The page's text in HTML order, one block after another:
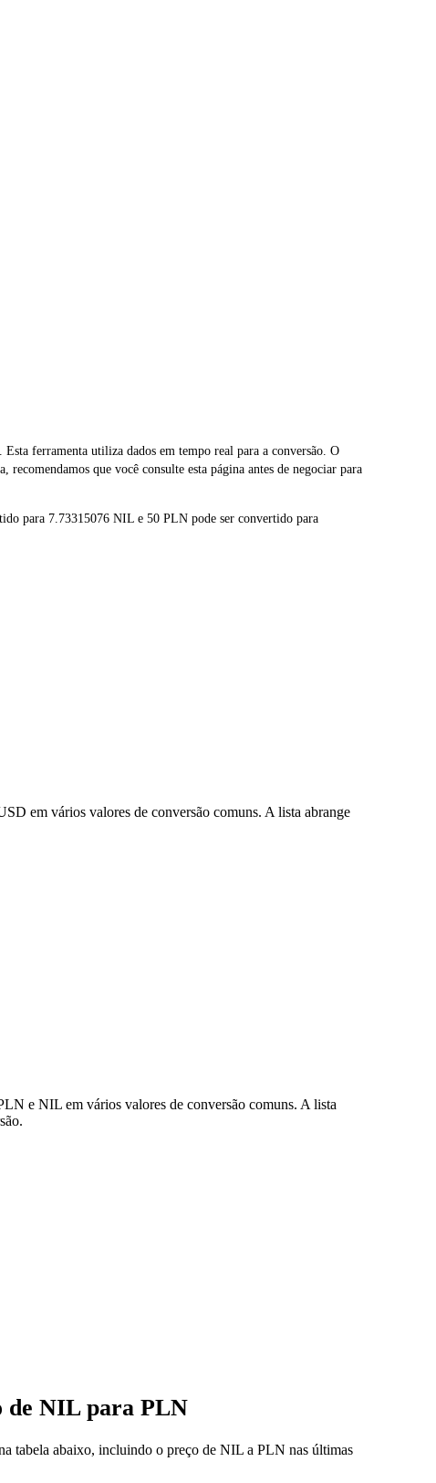
ferramenta utiliza dados em tempo real para a conversão. O
que você consulte esta página antes de negociar para
para 7.73315076 NIL e 50 PLN pode ser convertido para
em vários valores de conversão comuns. A lista abrange
e NIL em vários valores de conversão comuns. A lista
de NIL para PLN
tabela abaixo, incluindo o preço de NIL a PLN nas últimas